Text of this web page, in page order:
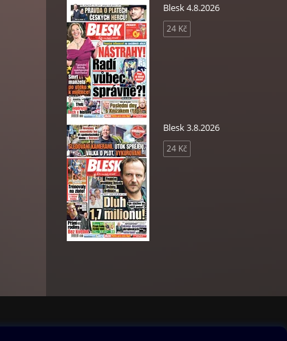
Blesk 4.8.2026
24 Kč
Blesk 3.8.2026
24 Kč